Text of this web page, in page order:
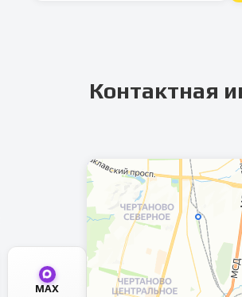
Контактная
MAX